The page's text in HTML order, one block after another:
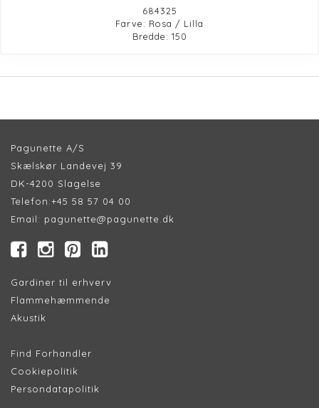
684325
Farve: Rosa / Lilla
Bredde: 150
Pagunette A/S
Skælskør Landevej 39
DK-4200 Slagelse
Telefon:+45 58 57 04 00
Email: pagunette@pagunette.dk
Gardiner til erhverv
Flammehæmmende
Akustik
Find Forhandler
Cookiepolitik
Persondatapolitik